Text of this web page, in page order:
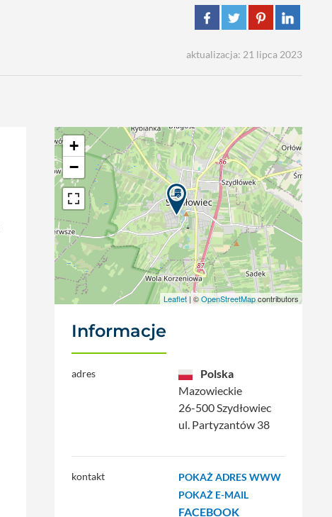
aktualizacja: 21 lipca 2023
+
−
Leaflet| ©OpenStreetMapcontributors
Informacje
adres
Polska
Mazowieckie
26-500 Szydłowiec
ul. Partyzantów 38
kontakt
POKAŻ ADRES WWW
POKAŻ E-MAIL
FACEBOOK